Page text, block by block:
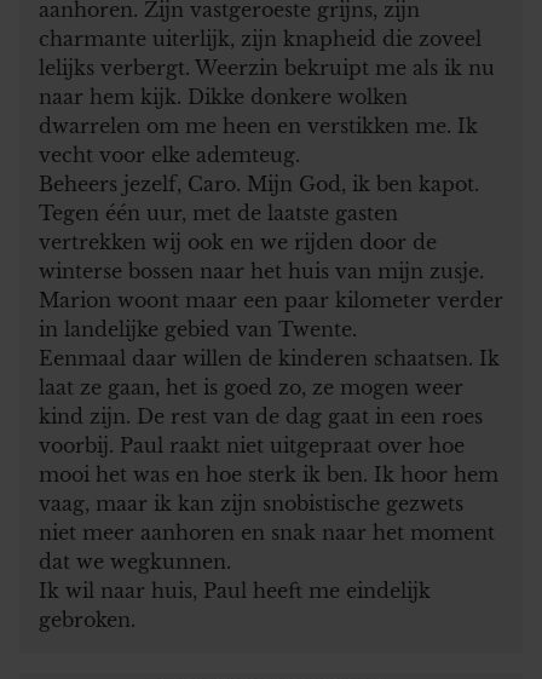
aanhoren. Zijn vastgeroeste grijns, zijn
charmante uiterlijk, zijn knapheid die zoveel
lelijks verbergt. Weerzin bekruipt me als ik nu
naar hem kijk. Dikke donkere wolken
dwarrelen om me heen en verstikken me. Ik
vecht voor elke ademteug.
Beheers jezelf, Caro. Mijn God, ik ben kapot.
Tegen één uur, met de laatste gasten
vertrekken wij ook en we rijden door de
winterse bossen naar het huis van mijn zusje.
Marion woont maar een paar kilometer verder
in landelijke gebied van Twente.
Eenmaal daar willen de kinderen schaatsen. Ik
laat ze gaan, het is goed zo, ze mogen weer
kind zijn. De rest van de dag gaat in een roes
voorbij. Paul raakt niet uitgepraat over hoe
mooi het was en hoe sterk ik ben. Ik hoor hem
vaag, maar ik kan zijn snobistische gezwets
niet meer aanhoren en snak naar het moment
dat we wegkunnen.
Ik wil naar huis, Paul heeft me eindelijk
gebroken.